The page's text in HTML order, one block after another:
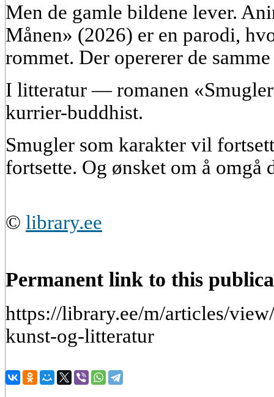
Men de gamle bildene lever.
Månen» (2026) er en parodi,
rommet. Der opererer de
I litteratur — romanen
kurrier-buddhist.
Smugler som karakter vil
fortsette. Og ønsket om å omgå
© library.ee
Permanent link to this
https://library.ee/m/articles/
kunst-og-litteratur